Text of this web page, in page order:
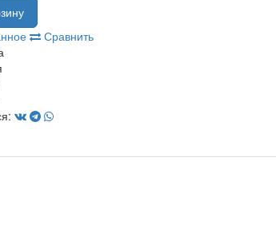
Сравнить